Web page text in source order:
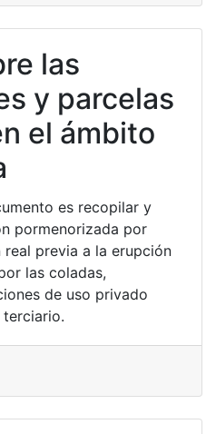
las
y parcelas
el ámbito
es recopilar y
pormenorizada por
previa a la erupción
las coladas,
de uso privado